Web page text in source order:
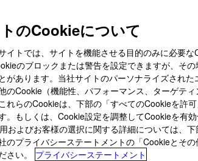
入オプション
のCookieについて
イトでは、サイトを機能させる目的のみに必要
のブロックまたは警告を設定できますが、そ
があります。当社サイトのパーソナライズされ
のCookie（機能性、パフォーマンス、ターゲテ
れらのCookieは、下部の「すべてのCookieを許
。もしくは、Cookie設定を調整してCookieを有
およびお客様の選択に関する詳細については、
のプライバシーステートメントの「Cookieとそ
さい。
プライバシーステートメント